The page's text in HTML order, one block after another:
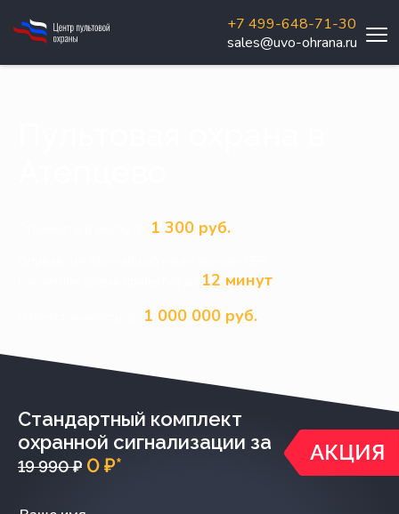
+7 499-648-71-30
sales@uvo-ohrana.ru
1 300 руб.
12 минут
1 000 000 руб.
Стандартный комплект
охранной сигнализации за
19 990 ₽ 0 ₽*